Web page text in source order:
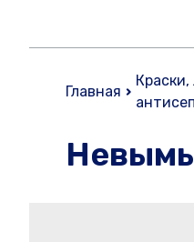
Главная